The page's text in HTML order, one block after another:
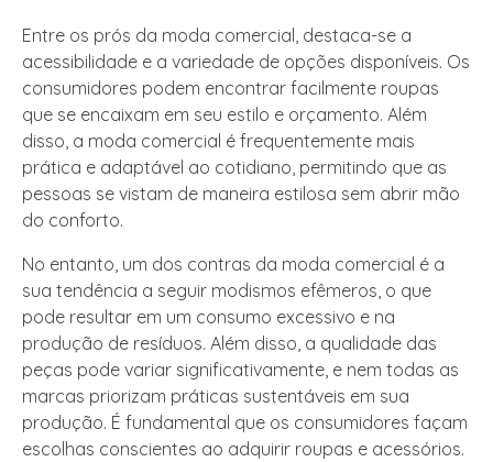
Entre os prós da moda comercial, destaca-se a
acessibilidade e a variedade de opções disponíveis. Os
consumidores podem encontrar facilmente roupas
que se encaixam em seu estilo e orçamento. Além
disso, a moda comercial é frequentemente mais
prática e adaptável ao cotidiano, permitindo que as
pessoas se vistam de maneira estilosa sem abrir mão
do conforto.
No entanto, um dos contras da moda comercial é a
sua tendência a seguir modismos efêmeros, o que
pode resultar em um consumo excessivo e na
produção de resíduos. Além disso, a qualidade das
peças pode variar significativamente, e nem todas as
marcas priorizam práticas sustentáveis em sua
produção. É fundamental que os consumidores façam
escolhas conscientes ao adquirir roupas e acessórios.